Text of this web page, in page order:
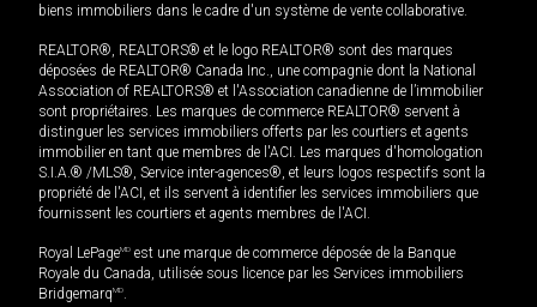
biens immobiliers dans le cadre d'un système de vente collaborative.
REALTOR®, REALTORS® et le logo REALTOR® sont des marques
déposées de REALTOR® Canada Inc., une compagnie dont la National
Association of REALTORS® et l'Association canadienne de l’immobilier
sont propriétaires. Les marques de commerce REALTOR® servent à
distinguer les services immobiliers offerts par les courtiers et agents
immobilier en tant que membres de l'ACI. Les marques d'homologation
S.I.A.® /MLS®, Service inter-agences®, et leurs logos respectifs sont la
propriété de l'ACI, et ils servent à identifier les services immobiliers que
fournissent les courtiers et agents membres de l'ACI.
Royal LePageMD est une marque de commerce déposée de la Banque
Royale du Canada, utilisée sous licence par les Services immobiliers
BridgemarqMD.